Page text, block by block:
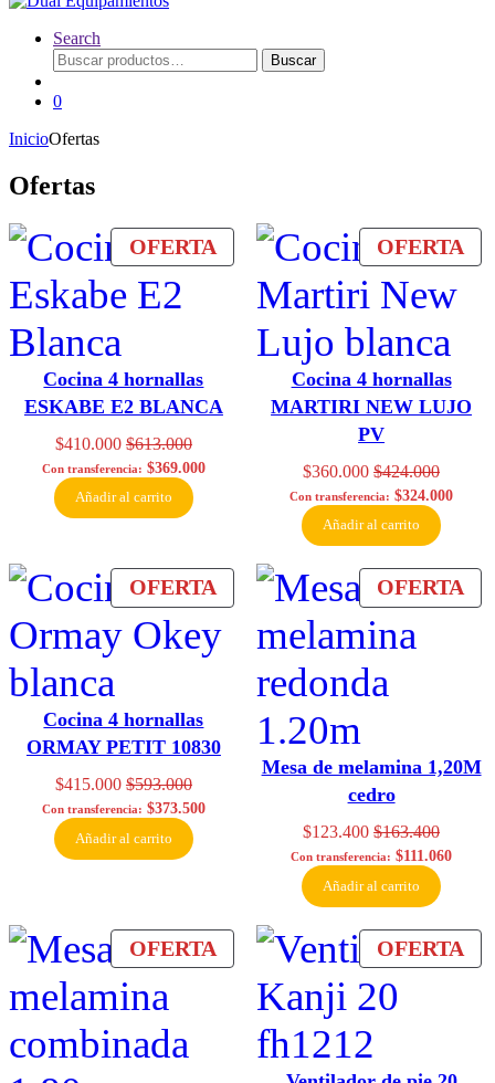
Search
Buscar
por:
Buscar
0
InicioOfertas
Ofertas
OFERTAPRODUCTO
EN
OFERTA
Cocina 4 hornallas
ESKABE E2 BLANCA
$410.000 $613.000
Con transferencia: $369.000
Añadir al carrito
OFERTA
EN
Cocina 4 hornallas
MARTIRI NEW LUJO
PV
$360.000 $424.000
Con transferencia: $324.000
Añadir al carrito
OFERTAPRODUCTO
EN
OFERTA
Cocina 4 hornallas
ORMAY PETIT 10830
$415.000 $593.000
Con transferencia: $373.500
Añadir al carrito
OFERTA
EN
Mesa de melamina 1,20M
cedro
$123.400 $163.400
Con transferencia: $111.060
Añadir al carrito
OFERTAPRODUCTO
EN
OFERTA
OFERTA
EN